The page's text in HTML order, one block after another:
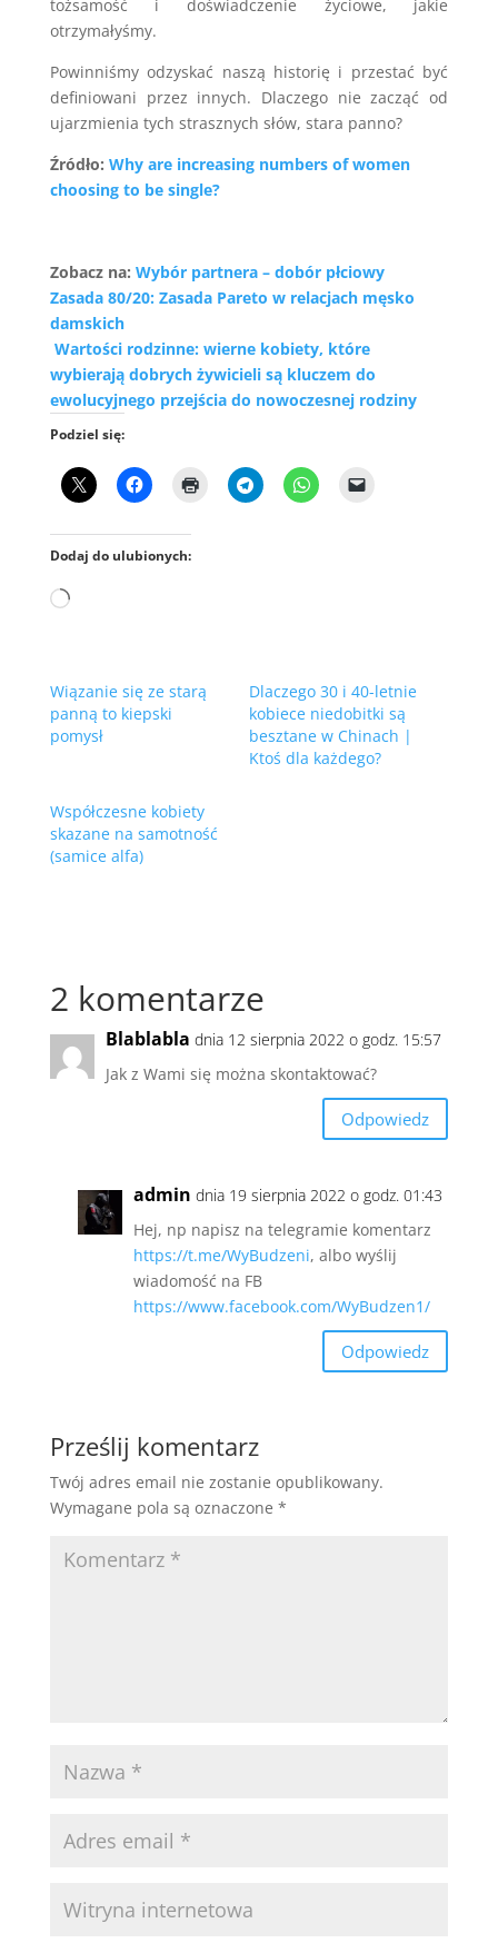
tożsamość i doświadczenie życiowe, jakie
otrzymałyśmy.
Powinniśmy odzyskać naszą historię i przestać być
definiowani przez innych. Dlaczego nie zacząć od
ujarzmienia tych strasznych słów, stara panno?
Źródło: Why are increasing numbers of women
choosing to be single?
Zobacz na: Wybór partnera – dobór płciowy
Zasada 80/20: Zasada Pareto w relacjach męsko
damskich
Wartości rodzinne: wierne kobiety, które
wybierają dobrych żywicieli są kluczem do
ewolucyjnego przejścia do nowoczesnej rodziny
Podziel się:
Dodaj do ulubionych:
Wczytywanie…
Wiązanie się ze starą
panną to kiepski
pomysł
Dlaczego 30 i 40-letnie
kobiece niedobitki są
besztane w Chinach |
Ktoś dla każdego?
Współczesne kobiety
skazane na samotność
(samice alfa)
2 komentarze
Blablabla dnia 12 sierpnia 2022 o godz. 15:57
Jak z Wami się można skontaktować?
Odpowiedz
admin dnia 19 sierpnia 2022 o godz. 01:43
Hej, np napisz na telegramie komentarz
https://t.me/WyBudzeni, albo wyślij
wiadomość na FB
https://www.facebook.com/WyBudzen1/
Odpowiedz
Prześlij komentarz
Twój adres email nie zostanie opublikowany.
Wymagane pola są oznaczone *